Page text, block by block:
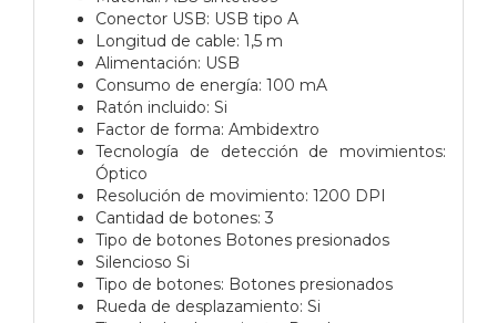
Conector USB: USB tipo A
Longitud de cable: 1,5 m
Alimentación: USB
Consumo de energía: 100 mA
Ratón incluido: Si
Factor de forma: Ambidextro
Tecnología de detección de movimientos:
Óptico
Resolución de movimiento: 1200 DPI
Cantidad de botones: 3
Tipo de botones Botones presionados
Silencioso Si
Tipo de botones: Botones presionados
Rueda de desplazamiento: Si